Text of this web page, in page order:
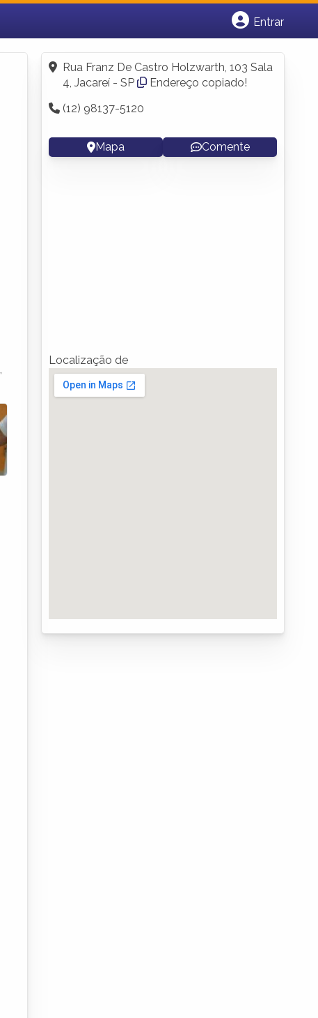
Entrar
Fazer login
Criar conta
Rua Franz De Castro Holzwarth, 103 Sala
4, Jacareí - SP
Endereço copiado!
(12) 98137-5120
Mapa Comente
Localização de